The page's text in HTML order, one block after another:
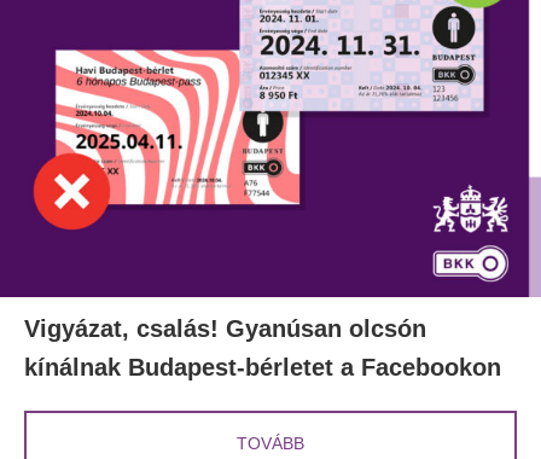
Vigyázat, csalás! Gyanúsan olcsón
kínálnak Budapest-bérletet a Facebookon
TOVÁBB